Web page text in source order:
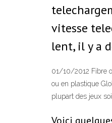
vitesse
lent, il y a
01/10/2012 Fibre
ou en plastique
plupart des jeux